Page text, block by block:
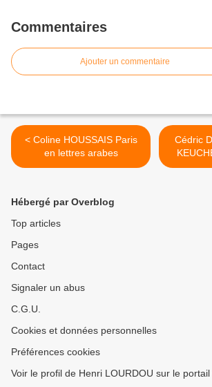
Commentaires
Ajouter un commentaire
< Coline HOUSSAIS Paris
en lettres arabes
Cédric
Hébergé par Overblog
Top articles
Pages
Contact
Signaler un abus
C.G.U.
Cookies et données personnelles
Préférences cookies
Voir le profil de Henri LOURDOU sur le